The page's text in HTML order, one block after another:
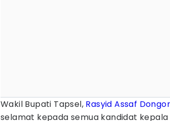
Wakil Bupati Tapsel, Rasyid Assaf
selamat kepada semua kandidat